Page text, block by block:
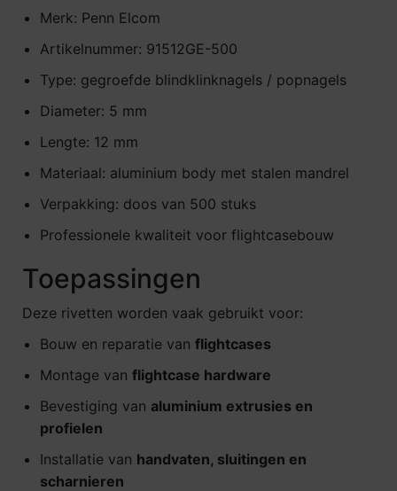
Merk: Penn Elcom
Artikelnummer: 91512GE-500
Type: gegroefde blindklinknagels / popnagels
Diameter: 5 mm
Lengte: 12 mm
Materiaal: aluminium body met stalen mandrel
Verpakking: doos van 500 stuks
Professionele kwaliteit voor flightcasebouw
Toepassingen
Deze rivetten worden vaak gebruikt voor:
Bouw en reparatie van flightcases
Montage van flightcase hardware
Bevestiging van aluminium extrusies en
profielen
Installatie van handvaten, sluitingen en
scharnieren